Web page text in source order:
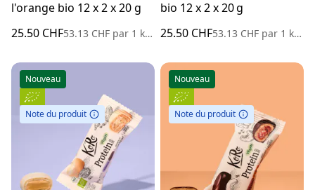
l'orange bio 12 x 2 x 20 g
25.50 CHF53.13 CHF par 1 kilogramme
bio 12 x 2 x 20 g
25.50 CHF53.13 CHF par 1 kilogramme
Nouveau
Note du produit
Nouveau
Note du produit